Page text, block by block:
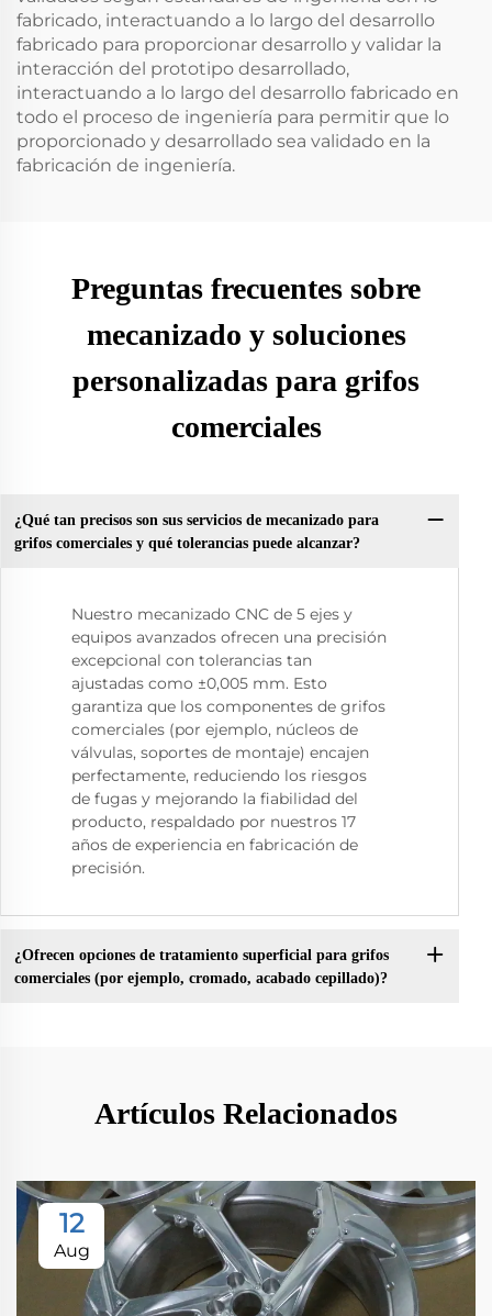
fabricado, interactuando a lo largo del desarrollo
fabricado para proporcionar desarrollo y validar la
interacción del prototipo desarrollado,
interactuando a lo largo del desarrollo fabricado en
todo el proceso de ingeniería para permitir que lo
proporcionado y desarrollado sea validado en la
fabricación de ingeniería.
Preguntas frecuentes sobre
mecanizado y soluciones
personalizadas para grifos
comerciales
¿Qué tan precisos son sus servicios de mecanizado para
grifos comerciales y qué tolerancias puede alcanzar?
Nuestro mecanizado CNC de 5 ejes y
equipos avanzados ofrecen una precisión
excepcional con tolerancias tan
ajustadas como ±0,005 mm. Esto
garantiza que los componentes de grifos
comerciales (por ejemplo, núcleos de
válvulas, soportes de montaje) encajen
perfectamente, reduciendo los riesgos
de fugas y mejorando la fiabilidad del
producto, respaldado por nuestros 17
años de experiencia en fabricación de
precisión.
¿Ofrecen opciones de tratamiento superficial para grifos
comerciales (por ejemplo, cromado, acabado cepillado)?
Artículos Relacionados
12
Aug